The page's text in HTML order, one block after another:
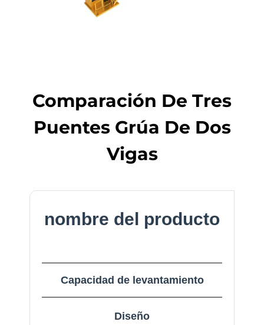
Comparación De Tres
Puentes Grúa De Dos
Vigas
nombre del producto
Capacidad de levantamiento
Diseño